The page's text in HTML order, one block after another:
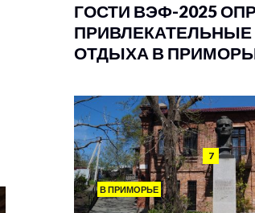
ГОСТИ ВЭФ-2025
ОТДЫХА В
7
В ПРИМОРЬЕ